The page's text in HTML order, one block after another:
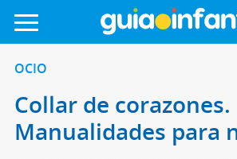
OCIO
Collar de corazones.
Manualidades para